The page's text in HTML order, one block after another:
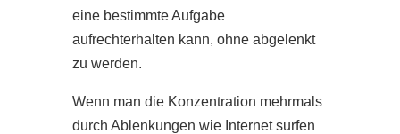
eine bestimmte Aufgabe
aufrechterhalten kann, ohne abgelenkt
zu werden.
Wenn man die Konzentration mehrmals
durch Ablenkungen wie Internet surfen